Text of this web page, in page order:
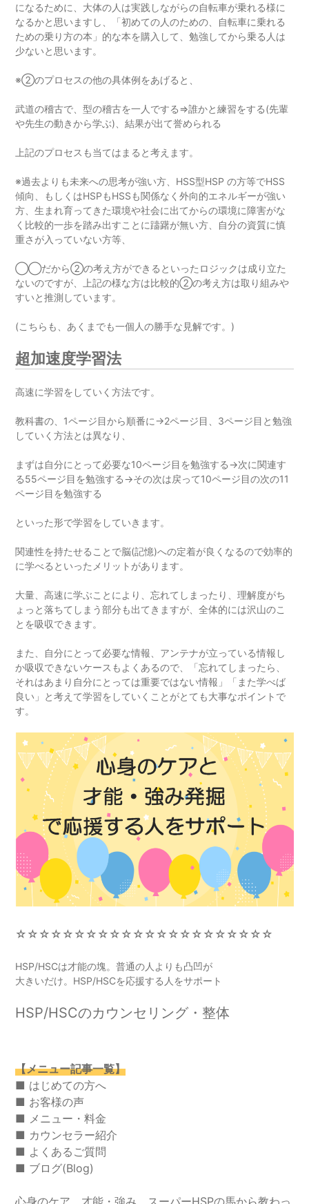
になるために、大体の人は実践しながらの自転車が乗れる様に
なるかと思いますし、「初めての人のための、自転車に乗れる
ための乗り方の本」的な本を購入して、勉強してから乗る人は
少ないと思います。
※②のプロセスの他の具体例をあげると、
武道の稽古で、型の稽古を一人でする⇒誰かと練習をする(先輩
や先生の動きから学ぶ)、結果が出て誉められる
上記のプロセスも当てはまると考えます。
※過去よりも未来への思考が強い方、HSS型HSP の方等でHSS
傾向、もしくはHSPもHSSも関係なく外向的エネルギーが強い
方、生まれ育ってきた環境や社会に出てからの環境に障害がな
く比較的一歩を踏み出すことに躊躇が無い方、自分の資質に慎
重さが入っていない方等、
◯◯だから②の考え方ができるといったロジックは成り立た
ないのですが、上記の様な方は比較的②の考え方は取り組みや
すいと推測しています。
(こちらも、あくまでも一個人の勝手な見解です。)
超加速度学習法
高速に学習をしていく方法です。
教科書の、1ページ目から順番に→2ページ目、3ページ目と勉強
していく方法とは異なり、
まずは自分にとって必要な10ページ目を勉強する→次に関連す
る55ページ目を勉強する→その次は戻って10ページ目の次の11
ページ目を勉強する
といった形で学習をしていきます。
関連性を持たせることで脳(記憶)への定着が良くなるので効率的
に学べるといったメリットがあります。
大量、高速に学ぶことにより、忘れてしまったり、理解度がち
ょっと落ちてしまう部分も出てきますが、全体的には沢山のこ
とを吸収できます。
また、自分にとって必要な情報、アンテナが立っている情報し
か吸収できないケースもよくあるので、「忘れてしまったら、
それはあまり自分にとっては重要ではない情報」「また学べば
良い」と考えて学習をしていくことがとても大事なポイントで
す。
☆☆☆☆☆☆☆☆☆☆☆☆☆☆☆☆☆☆☆☆☆☆
HSP/HSCは才能の塊。普通の人よりも凸凹が
大きいだけ。HSP/HSCを応援する人をサポート
HSP/HSCのカウンセリング・整体
【メニュー記事一覧】
■ はじめての方へ
■ お客様の声
■ メニュー・料金
■ カウンセラー紹介
■ よくあるご質問
■ ブログ(Blog)
心身のケア、才能・強み、スーパーHSPの馬から教わっ